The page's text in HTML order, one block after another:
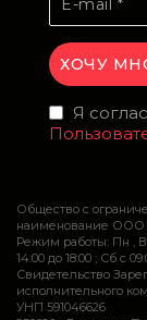
Я
Общество с
наименование ООО
Режим работы: Пн , Вт
14:00 до 18:00 ; Сб c
Свидетельство
исполнительного
УНП 591046626